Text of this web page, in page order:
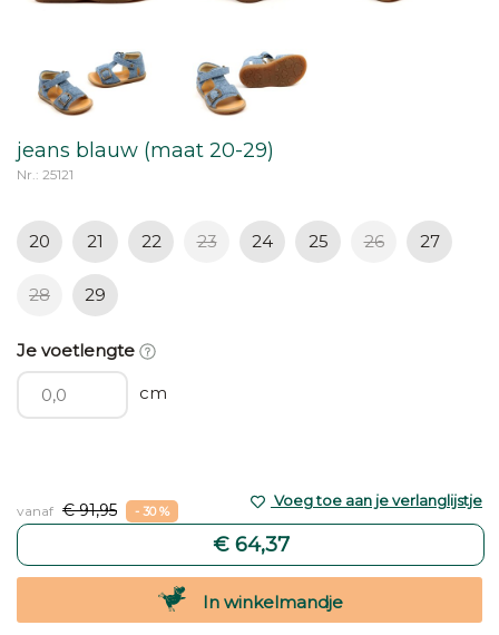
jeans blauw (maat 20-29)
Nr.: 25121
20 21 22 23 24 25 26 27
28 29
Je voetlengte
cm
vanaf € 91,95 - 30 %
€ 64,37
Voeg toe aan je verlanglijstje
In winkelmandje